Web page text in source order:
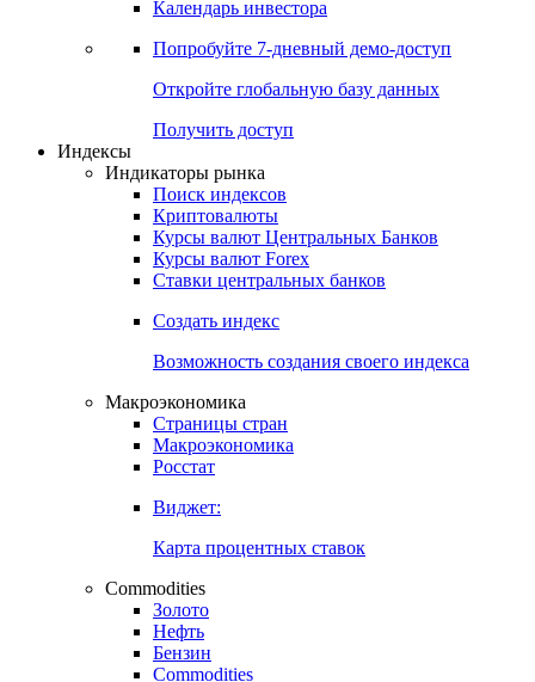
Календарь инвестора
Попробуйте 7-дневный демо-доступ
Откройте глобальную базу данных
Получить доступ
Индексы
Индикаторы рынка
Поиск индексов
Криптовалюты
Курсы валют Центральных Банков
Курсы валют Forex
Ставки центральных банков
Создать индекс
Возможность создания своего индекса
Макроэкономика
Страницы стран
Макроэкономика
Росстат
Виджет:
Карта процентных ставок
Commodities
Золото
Нефть
Бензин
Commodities